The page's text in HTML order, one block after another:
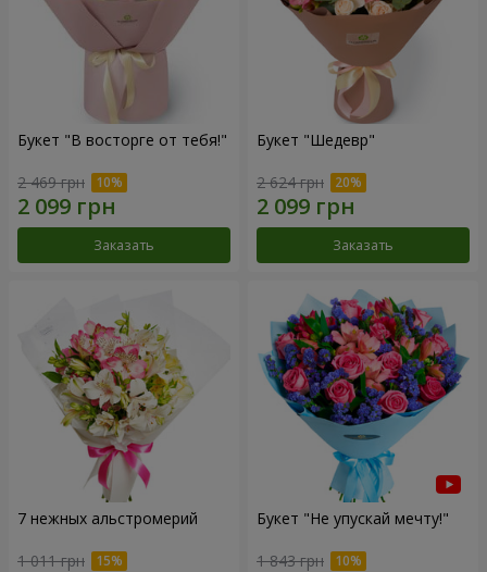
Букет "В восторге от тебя!"
2 469 грн
Заказать
Букет "Шедевр"
2 624 грн
Заказать
7 нежных альстромерий
1 011 грн
Букет "Не упускай мечту!"
1 843 грн